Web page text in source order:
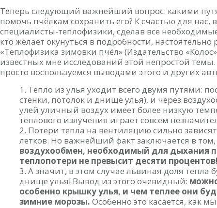
Теперь следующий важнейший вопрос: какими
помочь пчёлкам сохранить его? К счастью для нас,
специалисты-теплофизики, сделав все
кто желает окунуться в подробности,
«Теплофизика зимовки пчёл» (Издательство
известных мне исследований этой непростой
просто воспользуемся выводами этого и других
Тепло из улья уходит всего двумя путями:
стенки, потолок и днище улья), и через
улей уличный воздух имеет более низкую
теплового излучения играет совсем
Потери тепла на вентиляцию сильно
летков. Но важнейший факт заключается в
воздухообмен, необходимый для дыхания
теплопотери не превысит десяти
А значит, в этом случае львиная доля тепла
днище улья! Вывод из этого очевидный:
особенно крышку улья, и чем теплее они
зимние морозы. Особенно это касается, как